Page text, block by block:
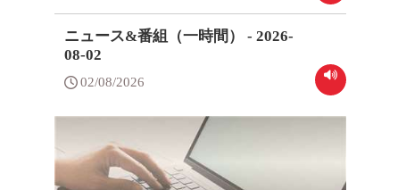
ニュース&番組（一時間） - 2026-
08-02
02/08/2026